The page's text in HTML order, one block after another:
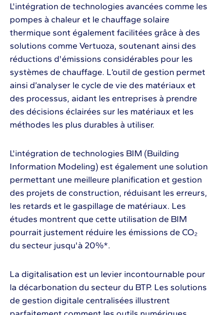
L'intégration de technologies avancées comme les
pompes à chaleur et le chauffage solaire
thermique sont également facilitées grâce à des
solutions comme Vertuoza, soutenant ainsi des
réductions d'émissions considérables pour les
systèmes de chauffage. L’outil de gestion permet
ainsi d’analyser le cycle de vie des matériaux et
des processus, aidant les entreprises à prendre
des décisions éclairées sur les matériaux et les
méthodes les plus durables à utiliser.
L'intégration de technologies BIM (Building
Information Modeling) est également une solution
permettant une meilleure planification et gestion
des projets de construction, réduisant les erreurs,
les retards et le gaspillage de matériaux. Les
études montrent que cette utilisation de BIM
pourrait justement réduire les émissions de CO₂
du secteur jusqu'à 20%*​.
La digitalisation est un levier incontournable pour
la décarbonation du secteur du BTP. Les solutions
de gestion digitale centralisées illustrent